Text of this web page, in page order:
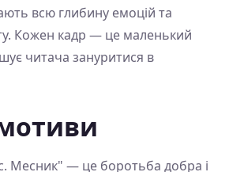
всю глибину емоцій та
Кожен кадр — це маленький
читача зануритися в
Месник" — це боротьба добра і